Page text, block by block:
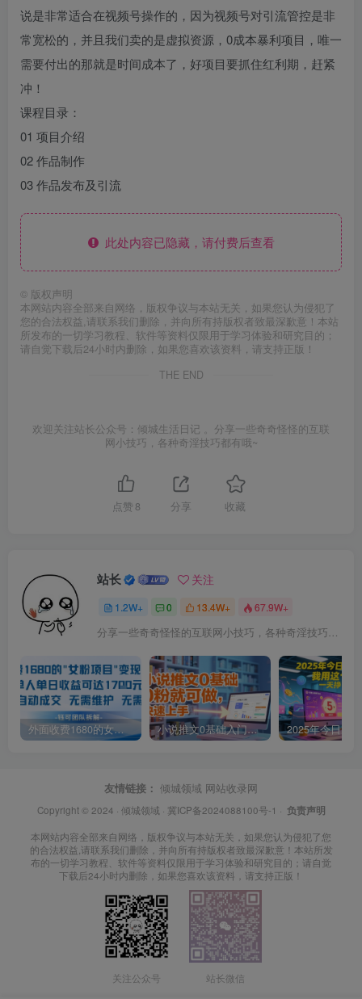
说是非常适合在视频号操作的，因为视频号对引流管控是非
常宽松的，并且我们卖的是虚拟资源，0成本暴利项目，唯一
需要付出的那就是时间成本了，好项目要抓住红利期，赶紧
冲！
课程目录：
01 项目介绍
02 作品制作
03 作品发布及引流
此处内容已隐藏，请付费后查看
© 版权声明
本网站内容全部来自网络，版权争议与本站无关，如果您认为侵犯了
您的合法权益,请联系我们删除，并向所有持版权者致最深歉意！本站
所发布的一切学习教程、软件等资料仅限用于学习体验和研究目的；
请自觉下载后24小时内删除，如果您喜欢该资料，请支持正版！
THE END
欢迎关注站长公众号：倾城生活日记 。分享一些奇奇怪怪的互联
网小技巧，各种奇淫技巧都有哦~
点赞 8 分享 收藏
站长 关注
1.2W+ 0 13.4W+ 67.9W+
分享一些奇奇怪怪的互联网小技巧，各种奇淫技巧都在本站。
外面收费1680的女粉项目变现，单人单日收益可达1.7k，全自动成交无需维护 小说推文0基础入门教程，0粉就可做，快速上手
友情链接： 倾城领域 网站收录网
Copyright © 2024 · 倾城领域 · 冀ICP备2024088100号-1 · 负责声明
本网站内容全部来自网络，版权争议与本站无关，如果您认为侵犯了您
的合法权益,请联系我们删除，并向所有持版权者致最深歉意！本站所发
布的一切学习教程、软件等资料仅限用于学习体验和研究目的；请自觉
下载后24小时内删除，如果您喜欢该资料，请支持正版！
关注公众号 站长微信